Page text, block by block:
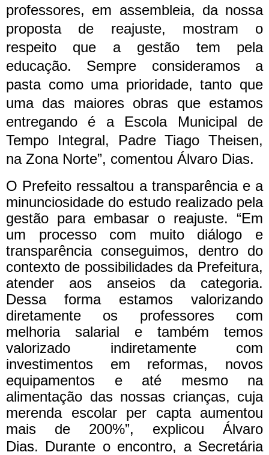
professores, em assembleia, da nossa
proposta de reajuste, mostram o
respeito que a gestão tem pela
educação. Sempre consideramos a
pasta como uma prioridade, tanto que
uma das maiores obras que estamos
entregando é a Escola Municipal de
Tempo Integral, Padre Tiago Theisen,
na Zona Norte”, comentou Álvaro Dias.
O Prefeito ressaltou a transparência e a
minunciosidade do estudo realizado pela
gestão para embasar o reajuste. “Em
um processo com muito diálogo e
transparência conseguimos, dentro do
contexto de possibilidades da Prefeitura,
atender aos anseios da categoria.
Dessa forma estamos valorizando
diretamente os professores com
melhoria salarial e também temos
valorizado indiretamente com
investimentos em reformas, novos
equipamentos e até mesmo na
alimentação das nossas crianças, cuja
merenda escolar per capta aumentou
mais de 200%”, explicou Álvaro
Dias. Durante o encontro, a Secretária